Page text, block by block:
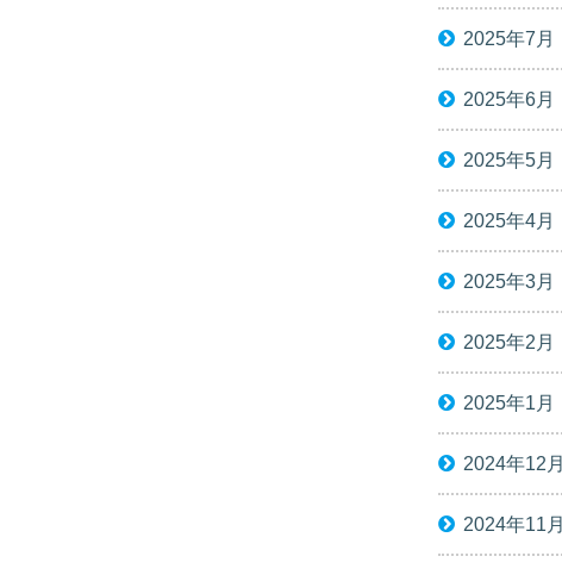
2025年7月
2025年6月
2025年5月
2025年4月
2025年3月
2025年2月
2025年1月
2024年12月
2024年11月